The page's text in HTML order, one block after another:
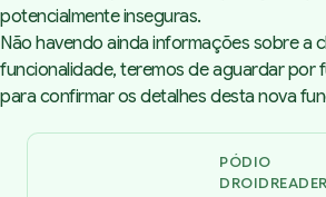
potencialmente inseguras.
Não havendo ainda informações sobre a
funcionalidade, teremos de aguardar por
para confirmar os detalhes desta nova
PÓDIO
DROIDREADER